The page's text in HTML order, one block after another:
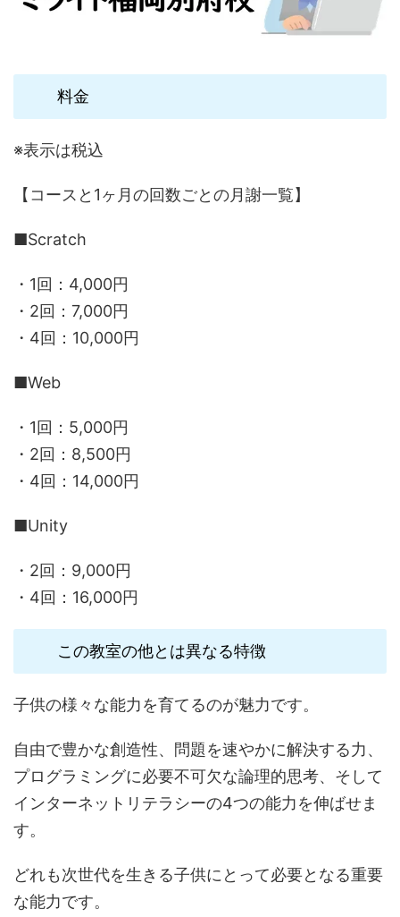
料金
※表示は税込
【コースと1ヶ月の回数ごとの月謝一覧】
■Scratch
・1回：4,000円
・2回：7,000円
・4回：10,000円
■Web
・1回：5,000円
・2回：8,500円
・4回：14,000円
■Unity
・2回：9,000円
・4回：16,000円
この教室の他とは異なる特徴
子供の様々な能力を育てるのが魅力です。
自由で豊かな創造性、問題を速やかに解決する力、
プログラミングに必要不可欠な論理的思考、そして
インターネットリテラシーの4つの能力を伸ばせま
す。
どれも次世代を生きる子供にとって必要となる重要
な能力です。